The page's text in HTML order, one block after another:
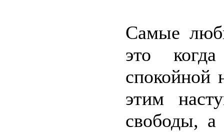
Самые
это
спокойной
этим
свободы, а